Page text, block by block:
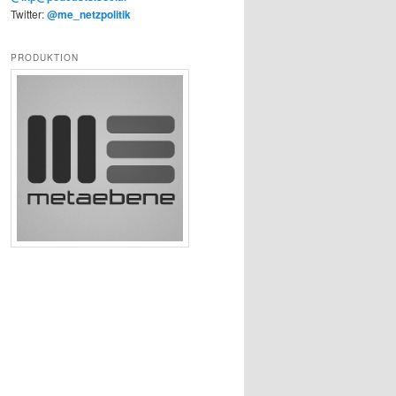
Twitter:@me_netzpolitik
PRODUKTION